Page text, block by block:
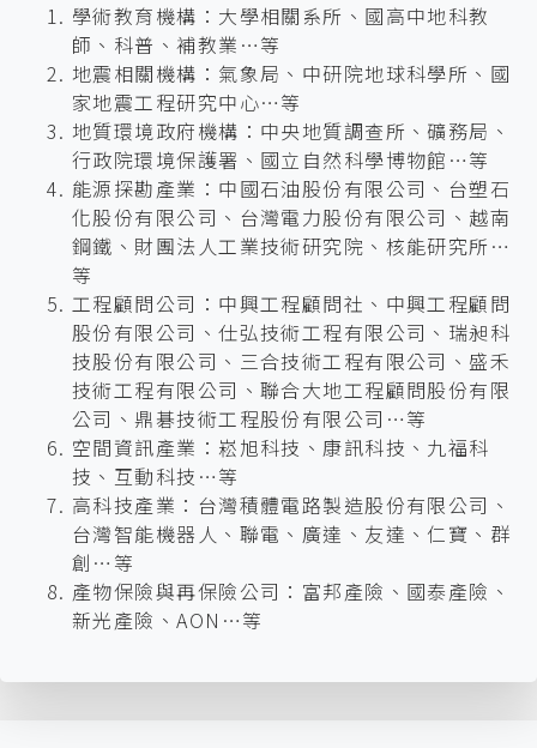
學術教育機構：大學相關系所、國高中地科教
師、科普、補教業…等
地震相關機構：氣象局、中研院地球科學所、國
家地震工程研究中心…等
地質環境政府機構：中央地質調查所、礦務局、
行政院環境保護署、國立自然科學博物館…等
能源探勘產業：中國石油股份有限公司、台塑石
化股份有限公司、台灣電力股份有限公司、越南
鋼鐵、財團法人工業技術研究院、核能研究所…
等
工程顧問公司：中興工程顧問社、中興工程顧問
股份有限公司、仕弘技術工程有限公司、瑞昶科
技股份有限公司、三合技術工程有限公司、盛禾
技術工程有限公司、聯合大地工程顧問股份有限
公司、鼎碁技術工程股份有限公司…等
空間資訊產業：崧旭科技、康訊科技、九福科
技、互動科技…等
高科技產業：台灣積體電路製造股份有限公司、
台灣智能機器人、聯電、廣達、友達、仁寶、群
創…等
產物保險與再保險公司：富邦產險、國泰產險、
新光產險、AON…等